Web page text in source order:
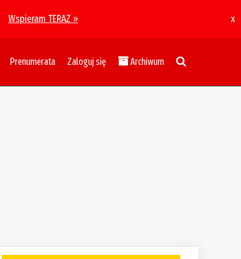
Wspieram TERAZ » x
Prenumerata Zaloguj się Archiwum